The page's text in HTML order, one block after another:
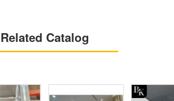
Related Catalog